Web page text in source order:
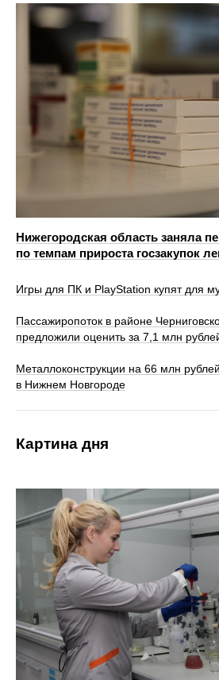
Нижегородская область заняла
по темпам прироста госзакупок
Игры для ПК и PlayStation купят для
Пассажиропоток в районе
предложили оценить за 7,1 млн
Металлоконструкции на 66 млн
в Нижнем Новгороде
Картина дня